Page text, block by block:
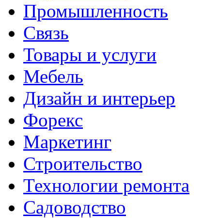
Промышленность
Связь
Товары и услуги
Мебель
Дизайн и интерьер
Форекс
Маркетинг
Строительство
Технологии ремонта
Садоводство